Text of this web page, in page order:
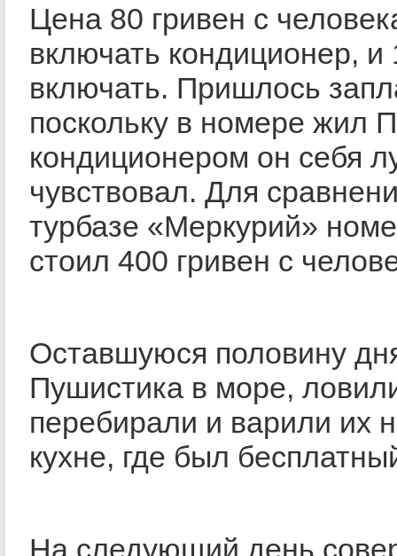
Цена 80 гривен с
включать кондиционер, и
включать. Пришлось
поскольку в номере жил
кондиционером он себя
чувствовал. Для
турбазе «Меркурий»
стоил 400 гривен с
Оставшуюся половину
Пушистика в море,
перебирали и варили их
кухне, где был
На следующий день